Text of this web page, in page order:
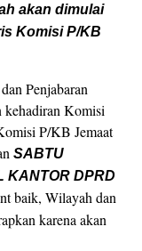
akan dimulai
Komisi P/KB
Penjabaran
kehadiran Komisi
P/KB Jemaat
SABTU
KANTOR DPRD
baik, Wilayah dan
karena akan